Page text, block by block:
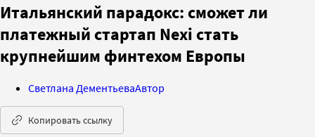
Итальянский парадокс: сможет ли
платежный стартап Nexi стать
крупнейшим финтехом Европы
Светлана ДементьеваАвтор
Копировать ссылку